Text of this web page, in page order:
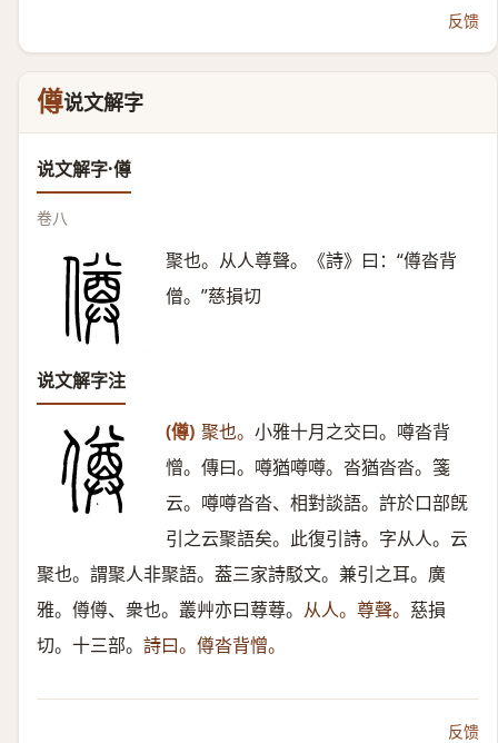
反馈
僔说文解字
说文解字·僔
卷八
聚也。从人尊聲。《詩》曰：“僔沓背
僧。”慈損切
说文解字注
(僔) 聚也。 小雅十月之交曰。噂沓背
憎。傳曰。噂猶噂噂。沓猶沓沓。箋
云。噂噂沓沓、相對談語。許於口部旣
引之云聚語矣。此復引詩。字从人。云
聚也。謂聚人非聚語。葢三家詩駁文。兼引之耳。廣
雅。僔僔、衆也。叢艸亦曰䔿䔿。 从人。尊聲。 慈損
切。十三部。 詩曰。僔沓背憎。
反馈